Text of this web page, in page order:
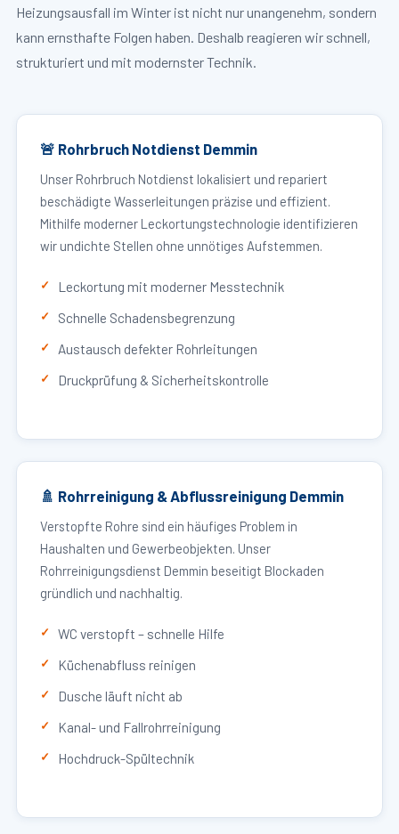
Heizungsausfall im Winter ist nicht nur unangenehm, sondern
kann ernsthafte Folgen haben. Deshalb reagieren wir schnell,
strukturiert und mit modernster Technik.
🚨 Rohrbruch Notdienst Demmin
Unser Rohrbruch Notdienst lokalisiert und repariert
beschädigte Wasserleitungen präzise und effizient.
Mithilfe moderner Leckortungstechnologie identifizieren
wir undichte Stellen ohne unnötiges Aufstemmen.
Leckortung mit moderner Messtechnik
Schnelle Schadensbegrenzung
Austausch defekter Rohrleitungen
Druckprüfung & Sicherheitskontrolle
🚿 Rohrreinigung & Abflussreinigung Demmin
Verstopfte Rohre sind ein häufiges Problem in
Haushalten und Gewerbeobjekten. Unser
Rohrreinigungsdienst Demmin beseitigt Blockaden
gründlich und nachhaltig.
WC verstopft – schnelle Hilfe
Küchenabfluss reinigen
Dusche läuft nicht ab
Kanal- und Fallrohrreinigung
Hochdruck-Spültechnik